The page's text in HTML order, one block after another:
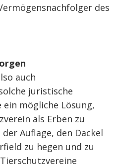
des
auch
juristische
ein mögliche Lösung,
als Erben zu
Auflage, den Dackel
zu hegen und zu